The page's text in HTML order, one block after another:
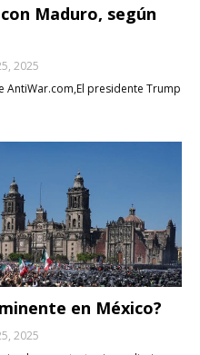
Maduro, según
2025
AntiWar.com,El presidente Trump
en México?
2025